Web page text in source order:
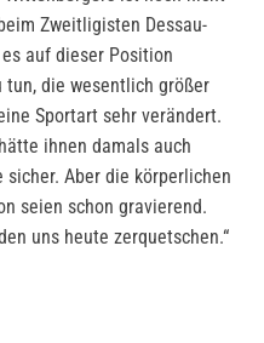
Zweitligisten Dessau-
auf dieser Position
die wesentlich größer
Sportart sehr verändert.
ihnen damals auch
Aber die körperlichen
seien schon gravierend.
uns heute zerquetschen.“